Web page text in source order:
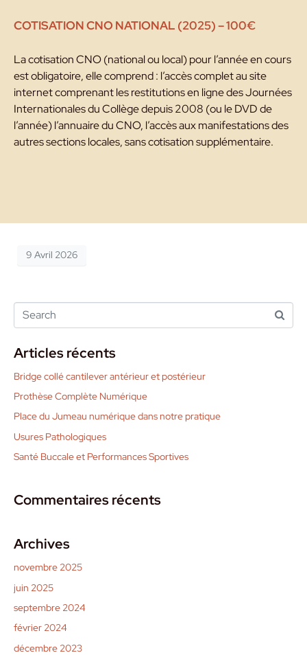
COTISATION CNO NATIONAL (2025) – 100€
La cotisation CNO (national ou local) pour l’année en cours
est obligatoire, elle comprend : l’accès complet au site
internet comprenant les restitutions en ligne des Journées
Internationales du Collège depuis 2008 (ou le DVD de
l’année) l’annuaire du CNO, l’accès aux manifestations des
autres sections locales, sans cotisation supplémentaire.
9 Avril 2026
Articles récents
Bridge collé cantilever antérieur et postérieur
Prothèse Complète Numérique
Place du Jumeau numérique dans notre pratique
Usures Pathologiques
Santé Buccale et Performances Sportives
Commentaires récents
Archives
novembre 2025
juin 2025
septembre 2024
février 2024
décembre 2023